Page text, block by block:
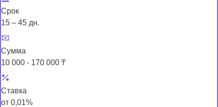
Срок
15 – 45 дн.
Сумма
10 000 - 170 000 ₸
Ставка
от 0,01%